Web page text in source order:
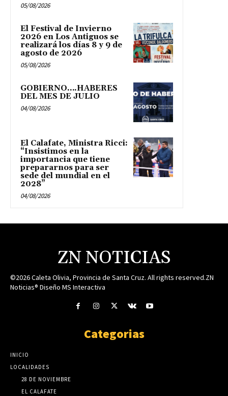
05/08/2026
El Festival de Invierno
2026 en Los Antiguos se
realizará los días 8 y 9 de
agosto de 2026
05/08/2026
GOBIERNO….HABERES
DEL MES DE JULIO
04/08/2026
El Calafate, Ministra Ricci:
“Insistimos en la
importancia que tiene
prepararnos para ser
sede del mundial en el
2028”
04/08/2026
ZN NOTICIAS
©2026 Caleta Olivia, Provincia de Santa Cruz. All rights reserved.ZN
Noticias® Diseño MS Interactiva
Categorias
INICIO
LOCALIDADES
28 DE NOVIEMBRE
EL CALAFATE